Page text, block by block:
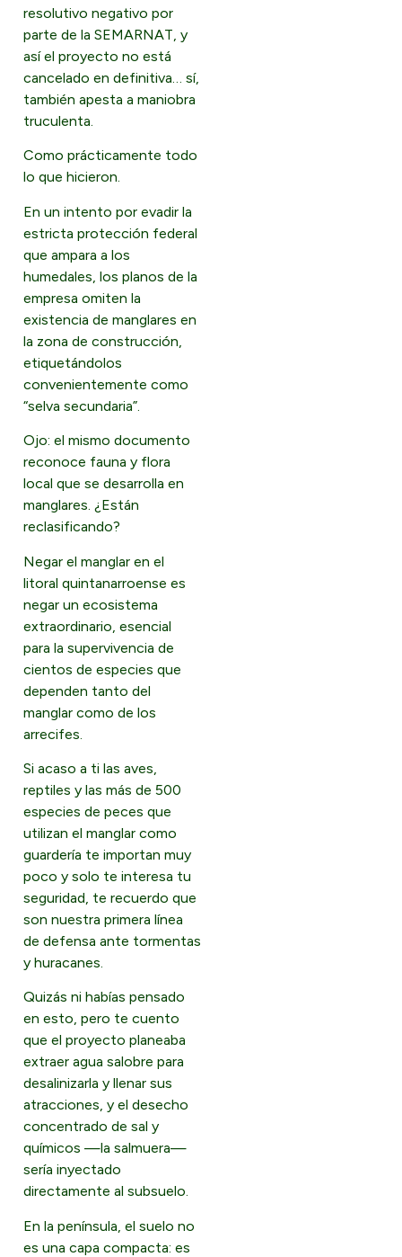
resolutivo negativo por
parte de la SEMARNAT, y
así el proyecto no está
cancelado en definitiva… sí,
también apesta a maniobra
truculenta.
Como prácticamente todo
lo que hicieron.
En un intento por evadir la
estricta protección federal
que ampara a los
humedales, los planos de la
empresa omiten la
existencia de manglares en
la zona de construcción,
etiquetándolos
convenientemente como
“selva secundaria”.
Ojo: el mismo documento
reconoce fauna y flora
local que se desarrolla en
manglares. ¿Están
reclasificando?
Negar el manglar en el
litoral quintanarroense es
negar un ecosistema
extraordinario, esencial
para la supervivencia de
cientos de especies que
dependen tanto del
manglar como de los
arrecifes.
Si acaso a ti las aves,
reptiles y las más de 500
especies de peces que
utilizan el manglar como
guardería te importan muy
poco y solo te interesa tu
seguridad, te recuerdo que
son nuestra primera línea
de defensa ante tormentas
y huracanes.
Quizás ni habías pensado
en esto, pero te cuento
que el proyecto planeaba
extraer agua salobre para
desalinizarla y llenar sus
atracciones, y el desecho
concentrado de sal y
químicos —la salmuera—
sería inyectado
directamente al subsuelo.
En la península, el suelo no
es una capa compacta: es